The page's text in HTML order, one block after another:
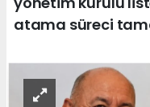
atama süreci